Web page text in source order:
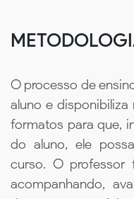
O processo de
aluno e
formatos para que,
do aluno, ele
curso. O professor
acompanhando,